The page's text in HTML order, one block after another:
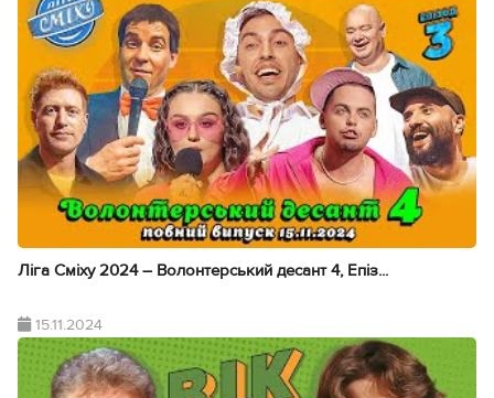
Ліга Сміху 2024 – Волонтерський десант 4, Епіз...
15.11.2024